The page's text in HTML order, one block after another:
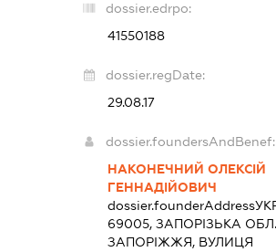
dossier.edrpo:
41550188
dossier.regDate:
29.08.17
dossier.foundersAndBenef:
НАКОНЕЧНИЙ ОЛЕКСІЙ
ГЕННАДІЙОВИЧ
dossier.founderAddress
69005, ЗАПОРІЗЬКА
ЗАПОРІЖЖЯ, ВУЛИЦЯ